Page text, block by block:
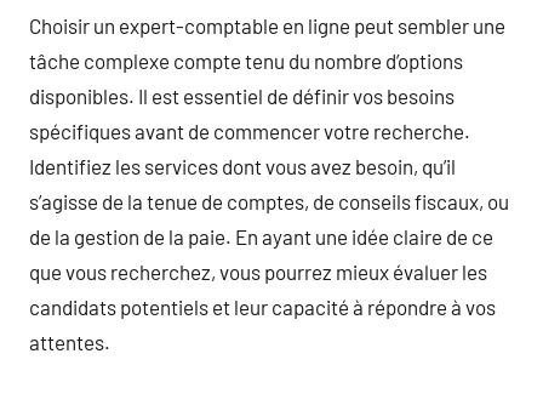
Choisir un expert-comptable en ligne peut sembler une
tâche complexe compte tenu du nombre d’options
disponibles. Il est essentiel de définir vos besoins
spécifiques avant de commencer votre recherche.
Identifiez les services dont vous avez besoin, qu’il
s’agisse de la tenue de comptes, de conseils fiscaux, ou
de la gestion de la paie. En ayant une idée claire de ce
que vous recherchez, vous pourrez mieux évaluer les
candidats potentiels et leur capacité à répondre à vos
attentes.